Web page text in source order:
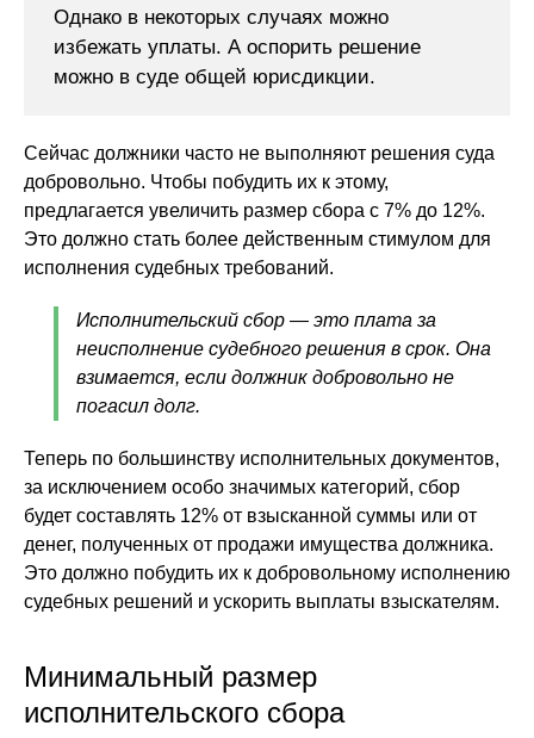
Однако в некоторых случаях можно
избежать уплаты. А оспорить решение
можно в суде общей юрисдикции.
Сейчас должники часто не выполняют решения суда
добровольно. Чтобы побудить их к этому,
предлагается увеличить размер сбора с 7% до 12%.
Это должно стать более действенным стимулом для
исполнения судебных требований.
Исполнительский сбор — это плата за
неисполнение судебного решения в срок. Она
взимается, если должник добровольно не
погасил долг.
Теперь по большинству исполнительных документов,
за исключением особо значимых категорий, сбор
будет составлять 12% от взысканной суммы или от
денег, полученных от продажи имущества должника.
Это должно побудить их к добровольному исполнению
судебных решений и ускорить выплаты взыскателям.
Минимальный размер
исполнительского сбора